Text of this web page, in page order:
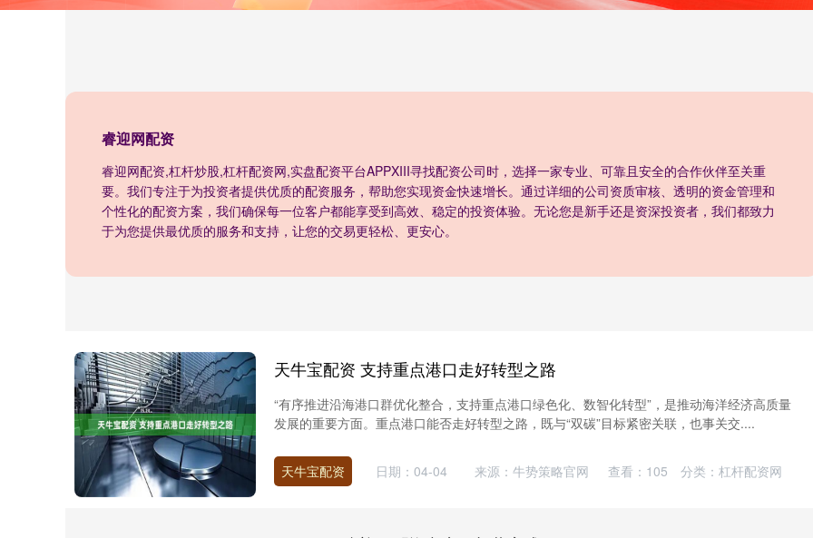
睿迎网配资
睿迎网配资,杠杆炒股,杠杆配资网,实盘配资平台APPXIII‌寻找配资公司时，选择一家专业、可靠且安全的合作伙伴至关重
要。我们专注于为投资者提供优质的配资服务，帮助您实现资金快速增长。通过详细的公司资质审核、透明的资金管理和
个性化的配资方案，我们确保每一位客户都能享受到高效、稳定的投资体验。无论您是新手还是资深投资者，我们都致力
于为您提供最优质的服务和支持，让您的交易更轻松、更安心。
天牛宝配资 支持重点港口走好转型之路
“有序推进沿海港口群优化整合，支持重点港口绿色化、数智化转型”，是推动海洋经济高质量
发展的重要方面。重点港口能否走好转型之路，既与“双碳”目标紧密关联，也事关交....
天牛宝配资 日期：04-04 来源：牛势策略官网 查看： 105 分类： 杠杆配资网